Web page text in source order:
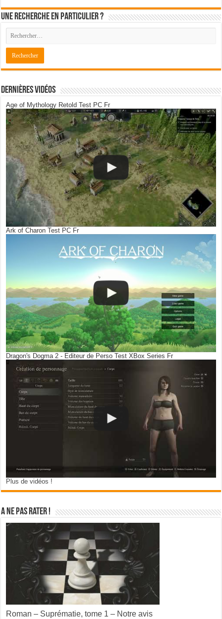
Une recherche en particulier ?
Dernières Vidéos
Age of Mythology Retold Test PC Fr
Ark of Charon Test PC Fr
Dragon's Dogma 2 - Editeur de Perso Test XBox Series Fr
Plus de vidéos !
A ne pas rater !
Roman – Suprématie, tome 1 – Notre avis